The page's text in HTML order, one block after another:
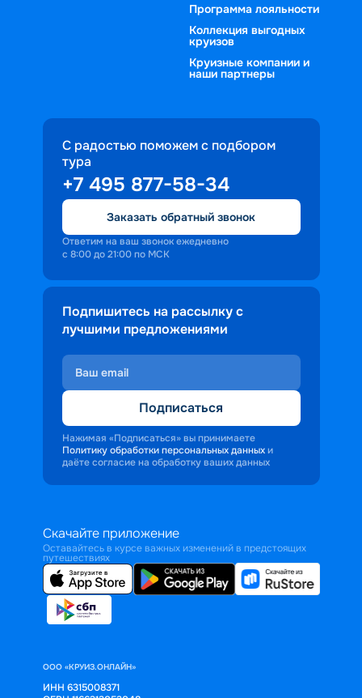
Программа лояльности
Коллекция выгодных
круизов
Круизные компании и
наши партнеры
С радостью поможем с подбором
тура
+7 495 877-58-34
Заказать обратный звонок
Ответим на ваш звонок ежедневно
с 8:00 до 21:00 по МСК
Подпишитесь на рассылку с
лучшими предложениями
Подписаться
Нажимая «Подписаться» вы принимаете
Политику обработки персональных данных и
даёте согласие на обработку ваших данных
Скачайте приложение
Оставайтесь в курсе важных изменений в предстоящих
путешествиях
ООО «КРУИЗ.ОНЛАЙН»
ИНН 6315008371